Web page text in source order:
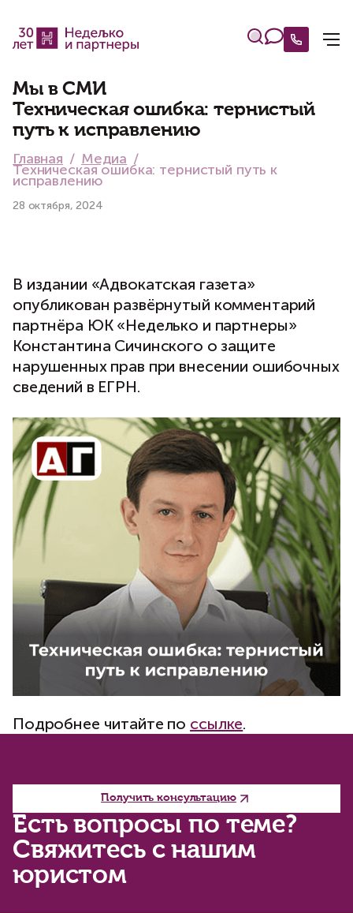
Мы в СМИ
Техническая ошибка: тернистый
путь к исправлению
Главная Медиа
Техническая ошибка: тернистый путь к
исправлению
28 октября, 2024
В издании «Адвокатская газета»
опубликован развёрнутый комментарий
партнёра ЮК «Неделько и партнеры»
Константина Сичинского о защите
нарушенных прав при внесении ошибочных
сведений в ЕГРН.
Подробнее читайте по ссылке.
Есть вопросы по теме?
Свяжитесь с нашим
юристом
Получить консультацию